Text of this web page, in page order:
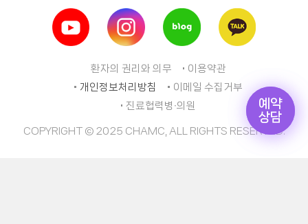
예약
상담
예약
상담
환자의 권리와 의무
이용약관
개인정보처리방침
이메일 수집거부
진료협력병∙의원
COPYRIGHT © 2025 CHAMC, ALL RIGHTS RESERVED.